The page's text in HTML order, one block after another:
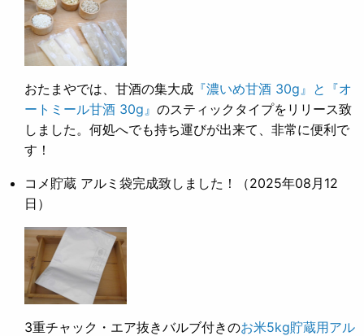
おたまやでは、甘酒の集大成 『濃いめ甘酒 30g』と『オ
ートミール甘酒 30g』 のスティックタイプをリリース致
しました。何処へでも持ち運びが出来て、非常に便利で
す！
コメ貯蔵 アルミ袋完成致しました！
（2025年08月12
日）
3重チャック・エア抜きバルブ付きのお米5kg貯蔵用アル